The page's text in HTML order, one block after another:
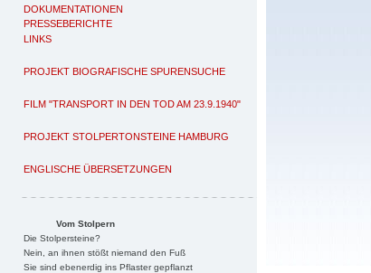
DOKUMENTATIONEN
PRESSEBERICHTE
LINKS
PROJEKT BIOGRAFISCHE SPURENSUCHE
FILM "TRANSPORT IN DEN TOD AM 23.9.1940"
PROJEKT STOLPERTONSTEINE HAMBURG
ENGLISCHE ÜBERSETZUNGEN
Vom Stolpern
Die Stolpersteine?
Nein, an ihnen stößt niemand den Fuß
Sie sind ebenerdig ins Pflaster gepflanzt